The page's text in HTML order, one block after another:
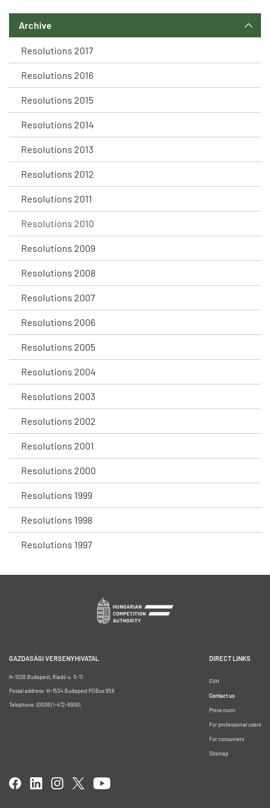
Archive
Resolutions 2017
Resolutions 2016
Resolutions 2015
Resolutions 2014
Resolutions 2013
Resolutions 2012
Resolutions 2011
Resolutions 2010
Resolutions 2009
Resolutions 2008
Resolutions 2007
Resolutions 2006
Resolutions 2005
Resolutions 2004
Resolutions 2003
Resolutions 2002
Resolutions 2001
Resolutions 2000
Resolutions 1999
Resolutions 1998
Resolutions 1997
GAZDASÁGI VERSENYHIVATAL
H-1026 Budapest, Riadó u. 5-11.
Postal address: H-1534 Budapest POBox 958
Telephone: (0036) 1-472-8900;
DIRECT LINKS
GVH
Contact us
Press room
For professional users
For consumers
Sitemap